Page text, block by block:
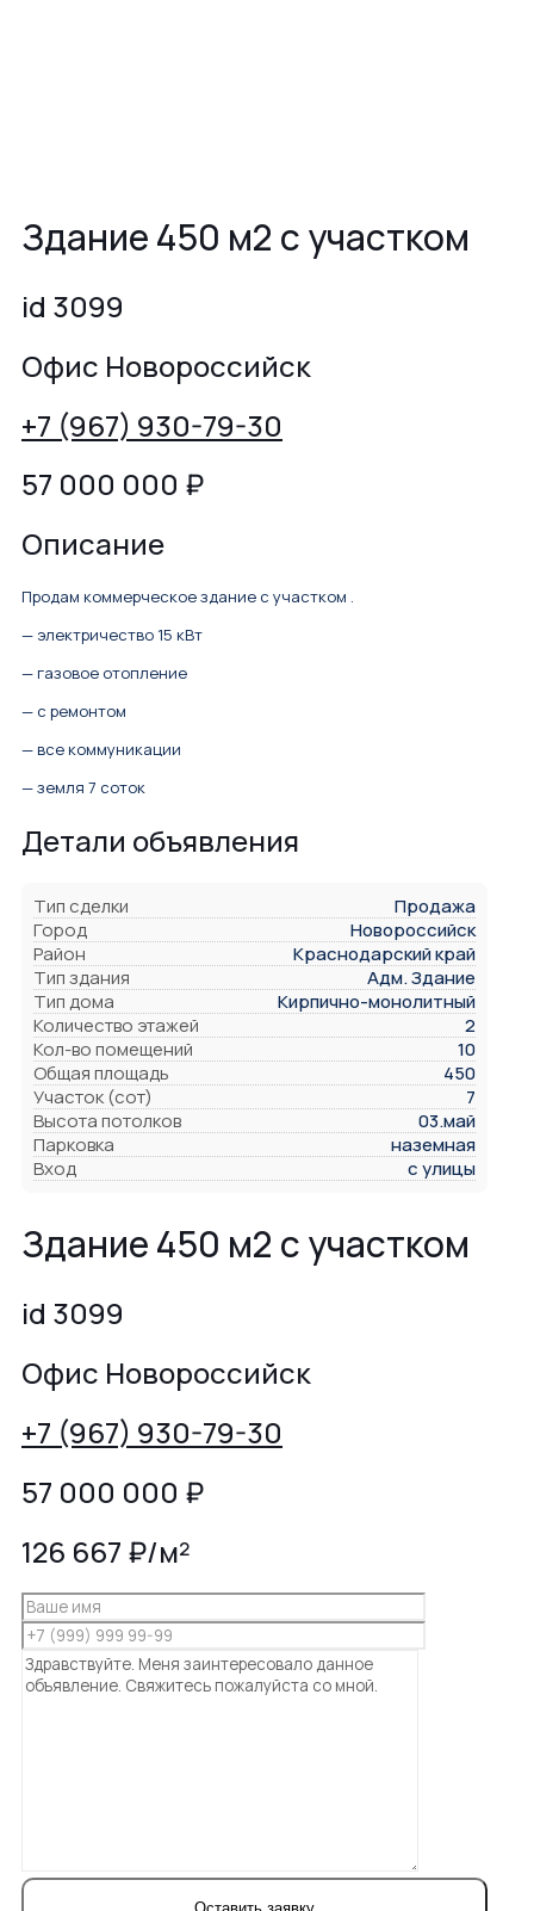
Здание 450 м2 с участком
id 3099
Офис Новороссийск
+7 (967) 930-79-30
57 000 000 ₽
Описание
Продам коммерческое здание с участком .
— электричество 15 кВт
— газовое отопление
— с ремонтом
— все коммуникации
— земля 7 соток
Детали объявления
Тип сделки
Продажа
Город
Новороссийск
Район
Краснодарский край
Тип здания
Адм. Здание
Тип дома
Кирпично-монолитный
Количество этажей
2
Кол-во помещений
10
Общая площадь
450
Участок (сот)
7
Высота потолков
03.май
Парковка
наземная
Вход
с улицы
Здание 450 м2 с участком
id 3099
Офис Новороссийск
+7 (967) 930-79-30
57 000 000 ₽
126 667 ₽/м²